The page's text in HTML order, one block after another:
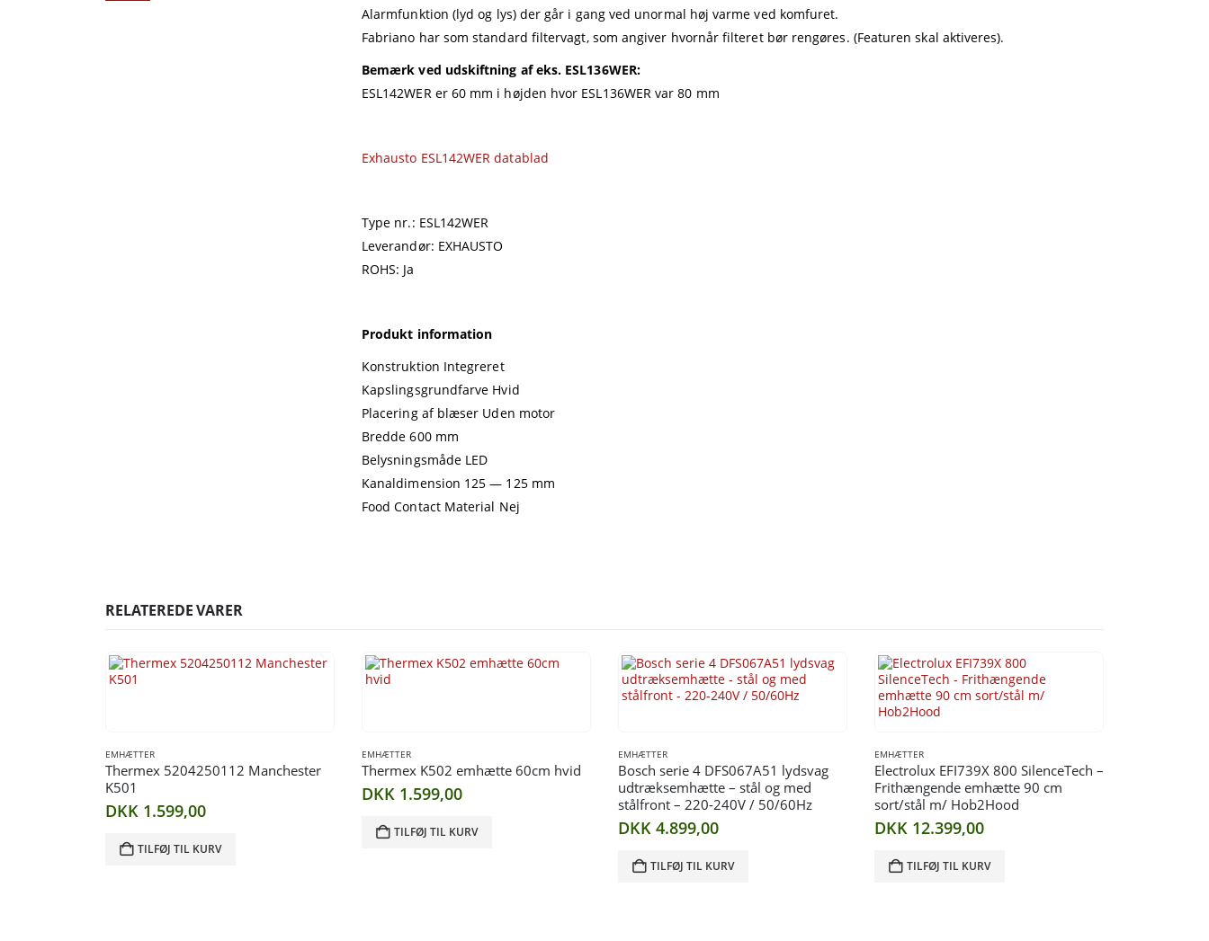
Alarmfunktion (lyd og lys) der går i gang ved unormal høj varme ved komfuret.
Fabriano har som standard filtervagt, som angiver hvornår filteret bør rengøres. (Featuren skal aktiveres).
Bemærk ved udskiftning af eks. ESL136WER:
ESL142WER er 60 mm i højden hvor ESL136WER var 80 mm
Exhausto ESL142WER datablad
Type nr.: ESL142WER
Leverandør: EXHAUSTO
ROHS: Ja
Produkt information
Konstruktion Integreret
Kapslingsgrundfarve Hvid
Placering af blæser Uden motor
Bredde 600 mm
Belysningsmåde LED
Kanaldimension 125 — 125 mm
Food Contact Material Nej
RELATEREDE VARER
EMHÆTTER
Thermex 5204250112 Manchester
K501
DKK 1.599,00
TILFØJ TIL KURV
EMHÆTTER
Thermex K502 emhætte 60cm hvid
DKK 1.599,00
TILFØJ TIL KURV
EMHÆTTER
Bosch serie 4 DFS067A51 lydsvag
udtræksemhætte – stål og med
stålfront – 220-240V / 50/60Hz
DKK 4.899,00
TILFØJ TIL KURV
EMHÆTTER
Electrolux EFI739X 800 SilenceTech –
Frithængende emhætte 90 cm
sort/stål m/ Hob2Hood
DKK 12.399,00
TILFØJ TIL KURV